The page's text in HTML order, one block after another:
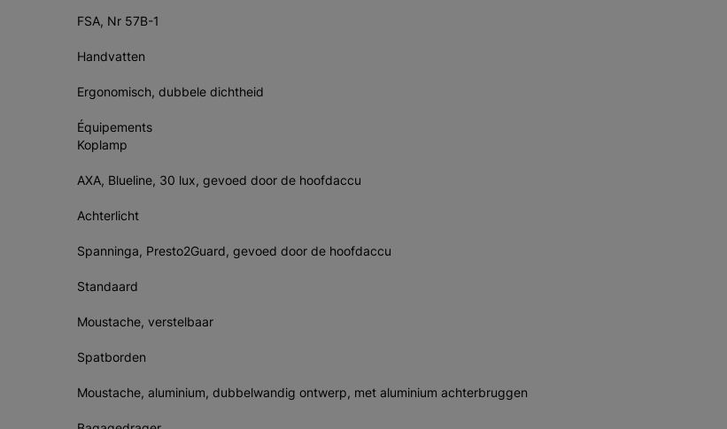
FSA, Nr 57B-1
Handvatten
Ergonomisch, dubbele dichtheid
Équipements
Koplamp
AXA, Blueline, 30 lux, gevoed door de hoofdaccu
Achterlicht
Spanninga, Presto2Guard, gevoed door de hoofdaccu
Standaard
Moustache, verstelbaar
Spatborden
Moustache, aluminium, dubbelwandig ontwerp, met aluminium achterbruggen